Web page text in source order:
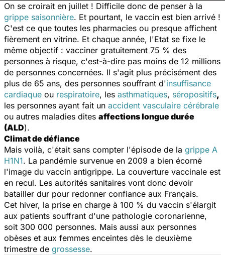
On se croirait en juillet ! Difficile donc de penser à la
grippe saisonnière. Et pourtant, le vaccin est bien arrivé !
C'est ce que toutes les pharmacies ou presque affichent
fièrement en vitrine. Et chaque année, l'Etat se fixe le
même objectif : vacciner gratuitement 75 % des
personnes à risque, c'est-à-dire pas moins de 12 millions
de personnes concernées. Il s'agit plus précisément des
plus de 65 ans, des personnes souffrant d'insuffisance
cardiaque ou respiratoire, les asthmatiques, séropositifs,
les personnes ayant fait un accident vasculaire cérébrale
ou autres maladies dites affections longue durée
(ALD).
Climat de défiance
Mais voilà, c'était sans compter l'épisode de la grippe A
H1N1. La pandémie survenue en 2009 a bien écorné
l'image du vaccin antigrippe. La couverture vaccinale est
en recul. Les autorités sanitaires vont donc devoir
batailler dur pour redonner confiance aux Français.
Cet hiver, la prise en charge à 100 % du vaccin s'élargit
aux patients souffrant d'une pathologie coronarienne,
soit 300 000 personnes. Mais aussi aux personnes
obèses et aux femmes enceintes dès le deuxième
trimestre de grossesse.